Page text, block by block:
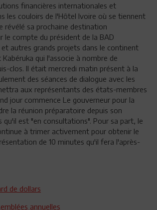
financières internationales et
les couloirs de l'Hôtel Ivoire où se tiennent
révélé sa prochaine destination
le compte du président de la BAD
autres grands projets dans le continent
qui l'associe à nombre de
clos. Il était mercredi matin présent à la
des séances de dialogue avec les
aux représentants des états-membres
jour commence Le gouverneur pour la
la réunion préparatoire depuis son
qu'il est "en consultations". Pour sa part, le
à trimer activement pour obtenir le
de 10 minutes qu'il fera l'après-
de dollars
annuelles